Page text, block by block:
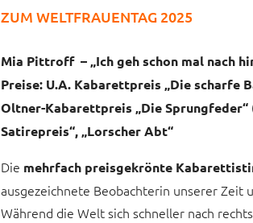
ZUM WELTFRAUENTAG 2025
Mia Pittroff – „Ich geh schon mal nach
Preise: U.A. Kabarettpreis „Die scharfe
Oltner-Kabarettpreis „Die Sprungfeder“
Satirepreis“, „Lorscher Abt“
Die mehrfach preisgekrönte
ausgezeichnete Beobachterin unserer Zeit
Während die Welt sich schneller nach